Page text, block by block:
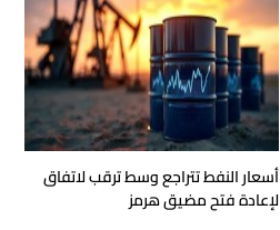
أسعار النفط تتراجع وسط ترقب لاتفاق
لإعادة فتح مضيق هرمز